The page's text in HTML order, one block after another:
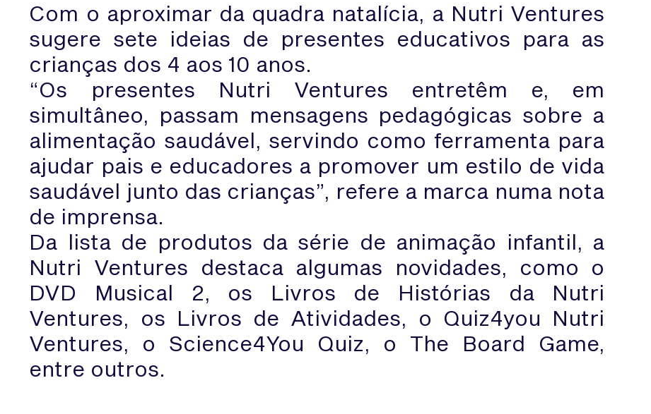
Com o aproximar da quadra natalícia, a Nutri Ventures
sugere sete ideias de presentes educativos para as
crianças dos 4 aos 10 anos.
“Os presentes Nutri Ventures entretêm e, em
simultâneo, passam mensagens pedagógicas sobre a
alimentação saudável, servindo como ferramenta para
ajudar pais e educadores a promover um estilo de vida
saudável junto das crianças”, refere a marca numa nota
de imprensa.
Da lista de produtos da série de animação infantil, a
Nutri Ventures destaca algumas novidades, como o
DVD Musical 2, os Livros de Histórias da Nutri
Ventures, os Livros de Atividades, o Quiz4you Nutri
Ventures, o Science4You Quiz, o The Board Game,
entre outros.